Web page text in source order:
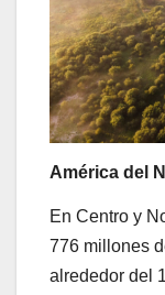
América del
En Centro y
776 millones
alrededor del